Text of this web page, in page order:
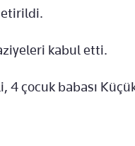
kabul etti.
çocuk babası